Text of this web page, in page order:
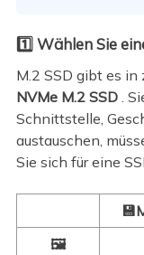
1️⃣ Wählen Sie
M.2 SSD gibt es in
NVMe M.2 SSD.
Schnittstelle,
austauschen,
Sie sich für eine
🖼️